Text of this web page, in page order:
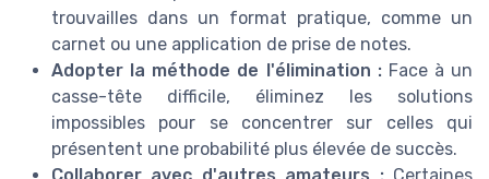
trouvailles dans un format pratique, comme un
carnet ou une application de prise de notes.
Adopter la méthode de l'élimination :Face à un
casse-tête difficile, éliminez les solutions
impossibles pour se concentrer sur celles qui
présentent une probabilité plus élevée de succès.